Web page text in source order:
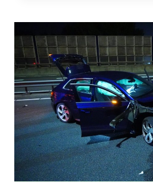
NA
ONGEVAL
TOERIT
A16
BERGSCHENHOEK
RICHTING
ROTTERDAM